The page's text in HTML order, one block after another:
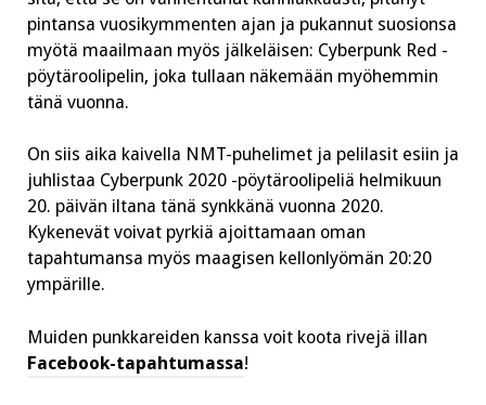
pintansa vuosikymmenten ajan ja pukannut suosionsa
myötä maailmaan myös jälkeläisen: Cyberpunk Red -
pöytäroolipelin, joka tullaan näkemään myöhemmin
tänä vuonna.
On siis aika kaivella NMT-puhelimet ja pelilasit esiin ja
juhlistaa Cyberpunk 2020 -pöytäroolipeliä helmikuun
20. päivän iltana tänä synkkänä vuonna 2020.
Kykenevät voivat pyrkiä ajoittamaan oman
tapahtumansa myös maagisen kellonlyömän 20:20
ympärille.
Muiden punkkareiden kanssa voit koota rivejä illan
Facebook-tapahtumassa!